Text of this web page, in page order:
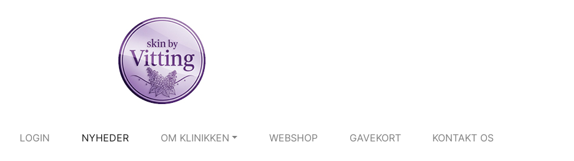
LOGIN NYHEDER OM KLINIKKEN WEBSHOP GAVEKORT KONTAKT OS